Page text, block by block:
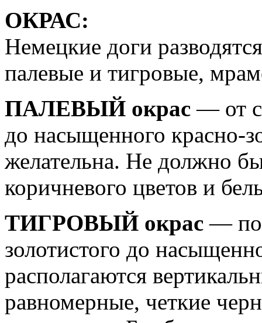
ОКРАС:
Немецкие доги
палевые и тигровые,
ПАЛЕВЫЙ окрас — от
до насыщенного красно-
желательна. Не должно
коричневого цветов и
ТИГРОВЫЙ окрас — по
золотистого до
располагаются
равномерные, четкие